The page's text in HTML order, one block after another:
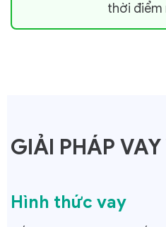
thời điểm
GIẢI PHÁP
Hình thức vay